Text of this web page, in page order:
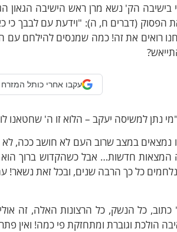
בישיבה הק' נשא מרן ראש הישיבה הגאון
הפסוק (דברים ח, ה): "וידעת עם לבבך כי
רואים את זה! כמה שמנסים להילחם עם
עקבו אחרי כותל המזרח
נתן למשיסה יעקב – הלוא זו ה' שחטאנו
נמצאים במצב שרוב העם לא חושב
המצאות חדשות… אבל כשהקדוש ברוך
כל כך הרבה שנים, ובכל זאת נשאר!
כתוב, כל הנשק, כל הרצונות האלה, זה
הולכת וגוברת ומתחזקת פי כמה! ואין